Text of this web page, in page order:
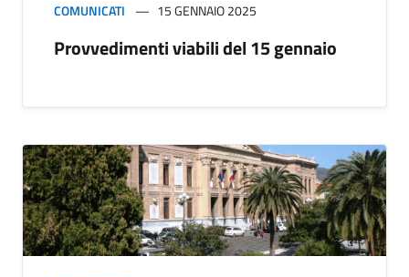
COMUNICATI 15 GENNAIO 2025
Provvedimenti viabili del 15 gennaio